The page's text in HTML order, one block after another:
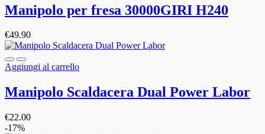
Manipolo per fresa 30000GIRI H240
€49.90
Aggiungi al carrello
Manipolo Scaldacera Dual Power Labor
€22.00
-17%